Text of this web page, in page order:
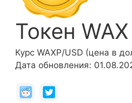
Токен
Курс WAXP/USD (цена в
Дата обновления: